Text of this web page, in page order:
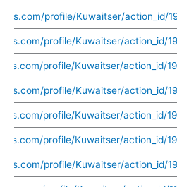
profile/Kuwaitser/action_id/
profile/Kuwaitser/action_id/
profile/Kuwaitser/action_id/
profile/Kuwaitser/action_id/
profile/Kuwaitser/action_id/
profile/Kuwaitser/action_id/
profile/Kuwaitser/action_id/